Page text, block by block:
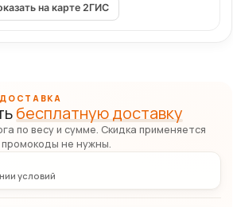
на карте 2ГИС
ДОСТАВКА
бесплатную доставку
по весу и сумме. Скидка применяется
промокоды не нужны.
условий